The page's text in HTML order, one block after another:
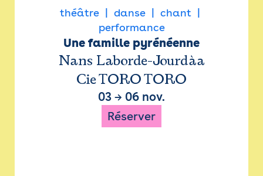
théâtre danse
chant
performance
Une famille pyrénéenne
Nans Laborde-Jourdàa
Cie TORO TORO
03 → 06 nov.
Réserver